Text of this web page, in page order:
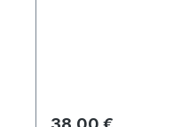
Regulärer Preis: